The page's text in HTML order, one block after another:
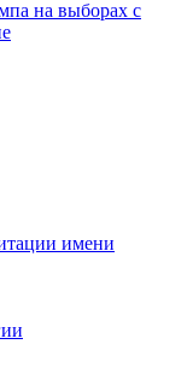
на выборах с
имени